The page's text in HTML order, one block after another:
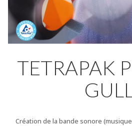
TETRAPAK
Création de la bande sonore